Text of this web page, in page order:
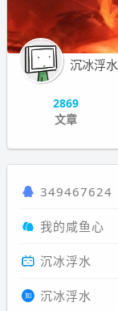
沉冰浮水
2869
文章
349467624
我的咸鱼心
沉冰浮水
沉冰浮水